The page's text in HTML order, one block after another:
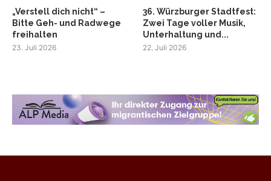
„Verstell dich nicht“ –
Bitte Geh- und Radwege
freihalten
23. Juli 2026
36. Würzburger Stadtfest:
Zwei Tage voller Musik,
Unterhaltung und...
22. Juli 2026